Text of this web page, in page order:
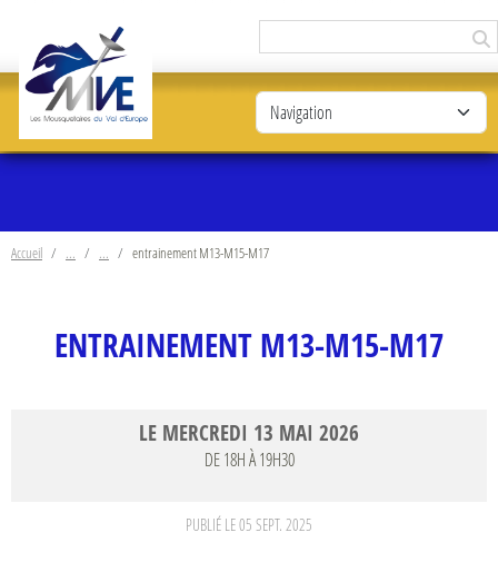
Accueil entrainement M13-M15-M17
ENTRAINEMENT M13-M15-M17
LE MERCREDI 13 MAI 2026
DE 18H À 19H30
PUBLIÉ LE05 SEPT. 2025